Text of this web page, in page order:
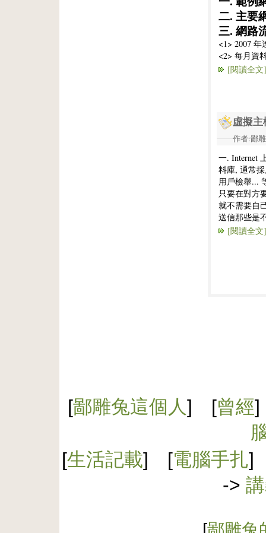
二. 主要
三. 網路
<1> 2007
<2> 每月資
[閱讀全文]
虛擬主
作者:鄙
一. Internet
料庫, 通常
用戶檢舉...
只要在對方
就不需要自
送信那些是
[閱讀全文]
[鄙雕兔這個人] [曾經
[生活記載] [電腦手扎]
->